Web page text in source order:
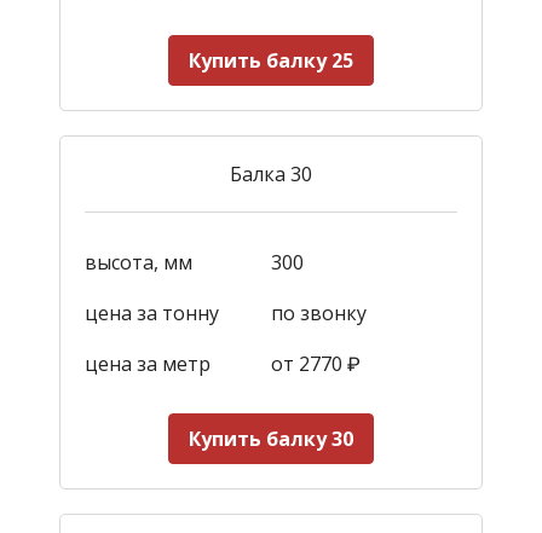
Купить балку 25
Балка 30
высота, мм
300
цена за тонну
по звонку
цена за метр
от 2770 ₽
Купить балку 30